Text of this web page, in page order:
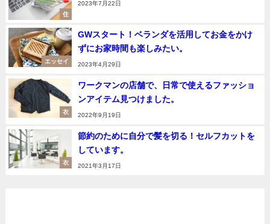
住
2023年7月22日
エッセイ
GWスタート！ベランダを活用してお金をかけ
ずにお家時間も楽しみたい。
2023年4月29日
衣
ワークマンの店舗で、日常で使えるファッショ
ンアイテム見つけました。
2022年9月19日
衣
節約のために自分で髪を切る！セルフカットを
しています。
2021年3月17日